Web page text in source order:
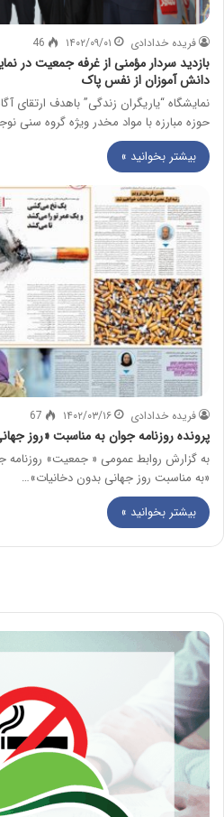
فریده خدادادی ۱۴۰۲/۰۹/۰۱ 46
بازدید سردار مؤمنی از غرفه جمعیت در
دانش آموزان از نفس پاک
نمایشگاه “یاریگران زندگی” باهدف ارتقای
حوزه مبارزه با مواد مخدر ویژه گروه سنی
بیشتر بخوانید »
فریده خدادادی ۱۴۰۲/۰۳/۱۶ 67
پرونده روزنامه جوان به مناسبت «روز
به گزارش روابط عمومی « جمعیت» روزنامه
«به مناسبت روز جهانی بدون دخانیات»…
بیشتر بخوانید »